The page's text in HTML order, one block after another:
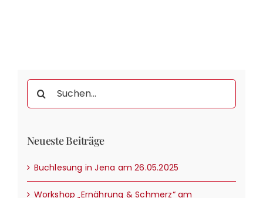
Suche
nach:
Neueste Beiträge
Buchlesung in Jena am 26.05.2025
Workshop „Ernährung & Schmerz“ am